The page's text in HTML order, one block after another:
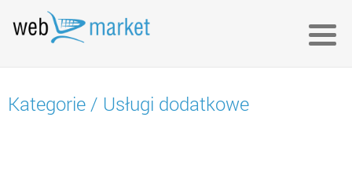
Kategorie / Usługi dodatkowe